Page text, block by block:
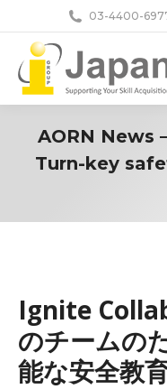
03-4400-
AORN News
Turn-key
Ignite
のチームの
能な安全教育